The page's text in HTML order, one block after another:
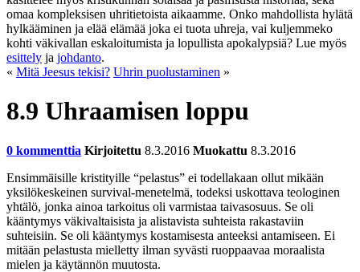
omaa kompleksisen uhritietoista aikaamme. Onko mahdollista hylätä
hylkääminen ja elää elämää joka ei tuota uhreja, vai kuljemmeko
kohti väkivallan eskaloitumista ja lopullista apokalypsiä? Lue myös
esittely ja johdanto.
« Mitä Jeesus tekisi? Uhrin puolustaminen »
8.9 Uhraamisen loppu
0 kommenttia Kirjoitettu 8.3.2016 Muokattu 8.3.2016
Ensimmäisille kristityille “pelastus” ei todellakaan ollut mikään
yksilökeskeinen survival-menetelmä, todeksi uskottava teologinen
yhtälö, jonka ainoa tarkoitus oli varmistaa taivasosuus. Se oli
kääntymys väkivaltaisista ja alistavista suhteista rakastaviin
suhteisiin. Se oli kääntymys kostamisesta anteeksi antamiseen. Ei
mitään pelastusta mielletty ilman syvästi ruoppaavaa moraalista
mielen ja käytännön muutosta.